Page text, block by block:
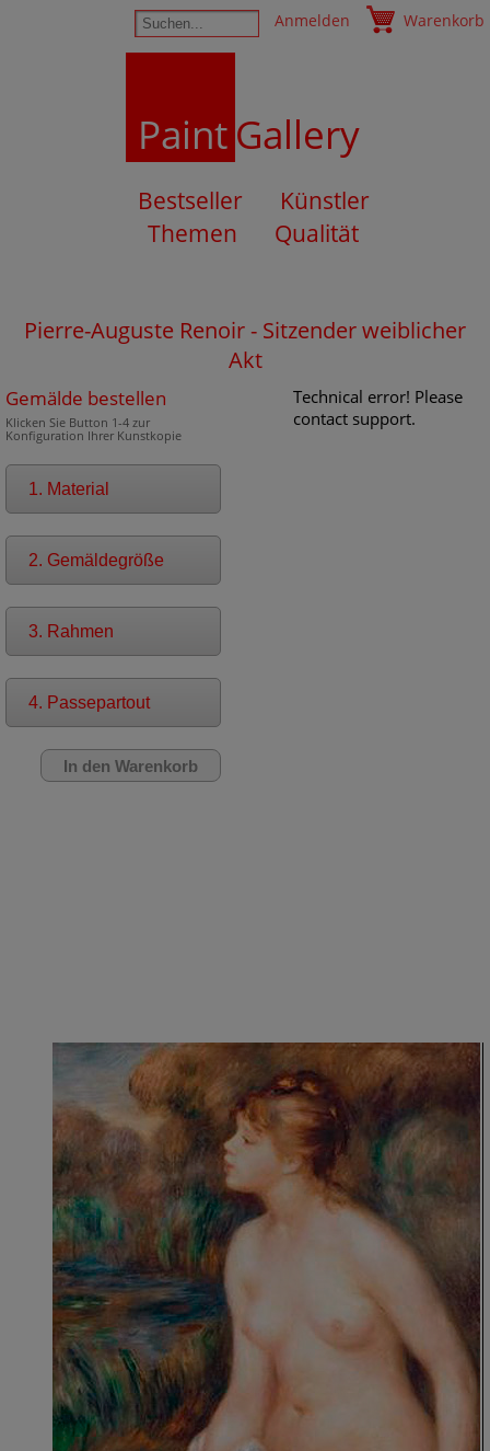
Anmelden Warenkorb
PaintGallery
Bestseller
Künstler
Themen
Qualität
Pierre-Auguste Renoir - Sitzender weiblicher
Akt
Gemälde bestellen
Klicken Sie Button 1-4 zur
Konfiguration Ihrer Kunstkopie
1. Material
2. Gemäldegröße
3. Rahmen
4. Passepartout
Technical error! Please
contact support.